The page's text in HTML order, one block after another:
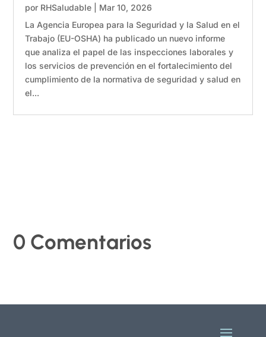
por RHSaludable
Mar 10, 2026
La Agencia Europea para la Seguridad y la Salud en el
Trabajo (EU-OSHA) ha publicado un nuevo informe
que analiza el papel de las inspecciones laborales y
los servicios de prevención en el fortalecimiento del
cumplimiento de la normativa de seguridad y salud en
el...
0 Comentarios